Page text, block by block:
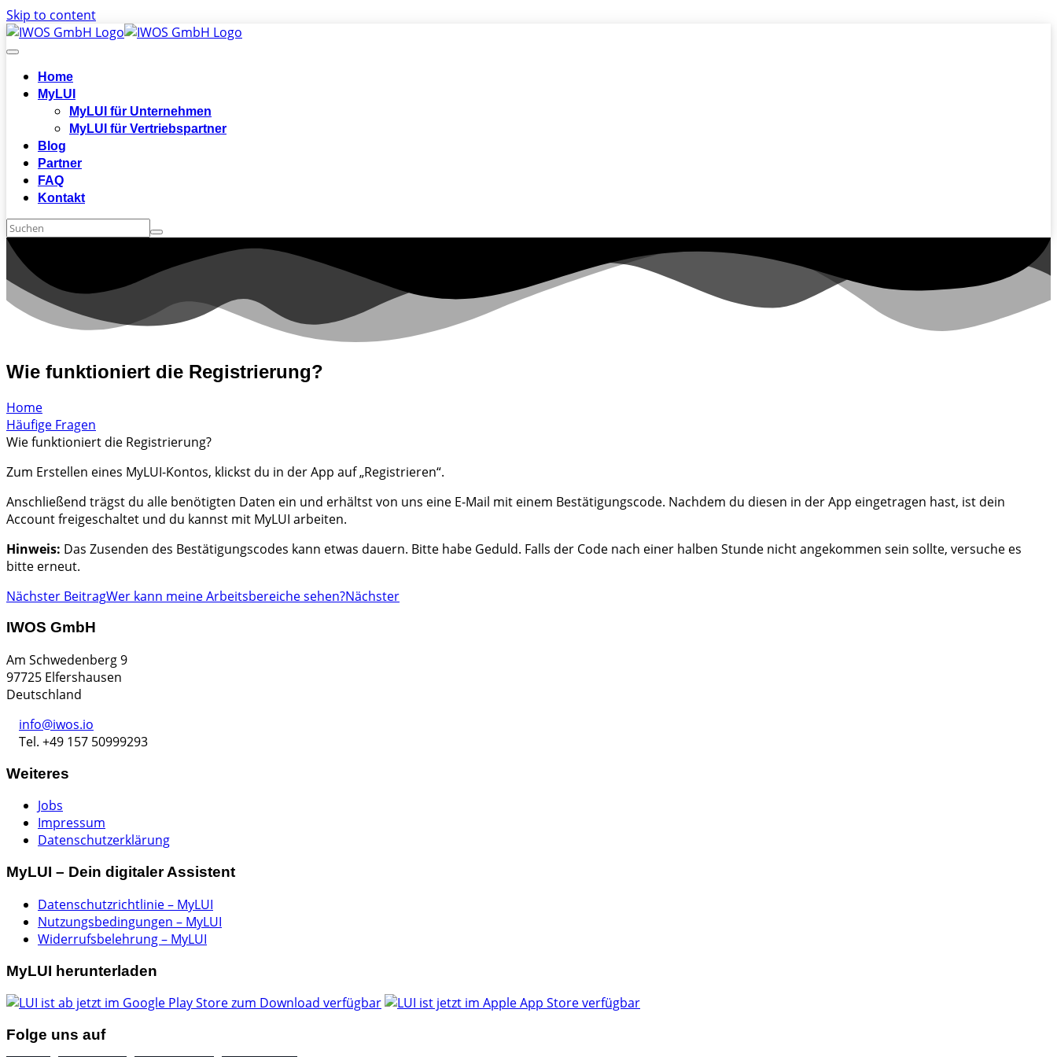
Skip to content
Home
MyLUI
MyLUI für Unternehmen
MyLUI für Vertriebspartner
Blog
Partner
FAQ
Kontakt
Wie funktioniert die Registrierung?
Home
Häufige Fragen
Wie funktioniert die Registrierung?
Zum Erstellen eines MyLUI-Kontos, klickst du in der App auf „Registrieren“.
Anschließend trägst du alle benötigten Daten ein und erhältst von uns eine E-Mail mit einem Bestätigungscode. Nachdem du diesen in der App eingetragen hast, ist dein
Account freigeschaltet und du kannst mit MyLUI arbeiten.
Hinweis: Das Zusenden des Bestätigungscodes kann etwas dauern. Bitte habe Geduld. Falls der Code nach einer halben Stunde nicht angekommen sein sollte, versuche es
bitte erneut.
Nächster BeitragWer kann meine Arbeitsbereiche sehen?Nächster
IWOS GmbH
Am Schwedenberg 9
97725 Elfershausen
Deutschland
info@iwos.io
Tel. +49 157 50999293
Weiteres
Jobs
Impressum
Datenschutzerklärung
MyLUI – Dein digitaler Assistent
Datenschutzrichtlinie – MyLUI
Nutzungsbedingungen – MyLUI
Widerrufsbelehrung – MyLUI
MyLUI herunterladen
Folge uns auf